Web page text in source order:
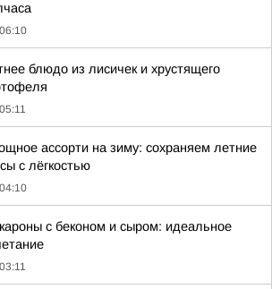
06:10
блюдо из лисичек и хрустящего
05:11
ассорти на зиму: сохраняем летние
с лёгкостью
04:10
с беконом и сыром: идеальное
03:11